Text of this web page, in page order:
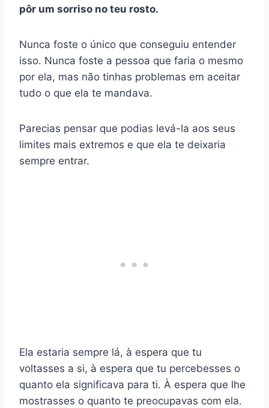
pôr um sorriso no teu rosto.
Nunca foste o único que conseguiu entender
isso. Nunca foste a pessoa que faria o mesmo
por ela, mas não tinhas problemas em aceitar
tudo o que ela te mandava.
Parecias pensar que podias levá-la aos seus
limites mais extremos e que ela te deixaria
sempre entrar.
Ela estaria sempre lá, à espera que tu
voltasses a si, à espera que tu percebesses o
quanto ela significava para ti. À espera que lhe
mostrasses o quanto te preocupavas com ela.